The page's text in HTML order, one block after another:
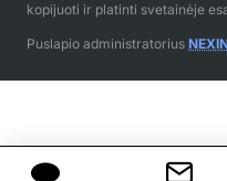
kopijuoti ir platinti svetainėje
Puslapio administratorius